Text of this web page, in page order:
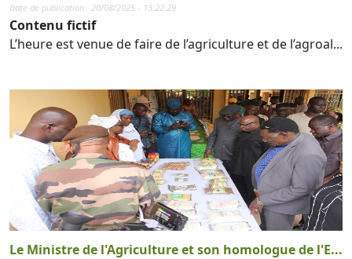
Date de publication : 20/08/2025 - 13:22:29
Contenu fictif
L’heure est venue de faire de l’agriculture et de l’agroal...
Le Ministre de l'Agriculture et son homologue de l'E...